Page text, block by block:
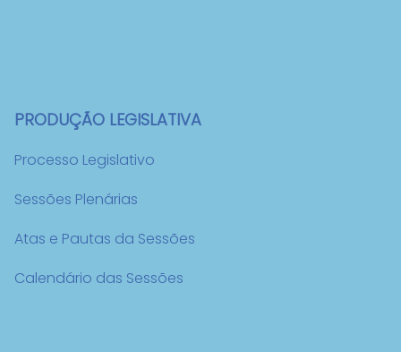
PRODUÇÃO LEGISLATIVA
Processo Legislativo
Sessões Plenárias
Atas e Pautas da Sessões
Calendário das Sessões